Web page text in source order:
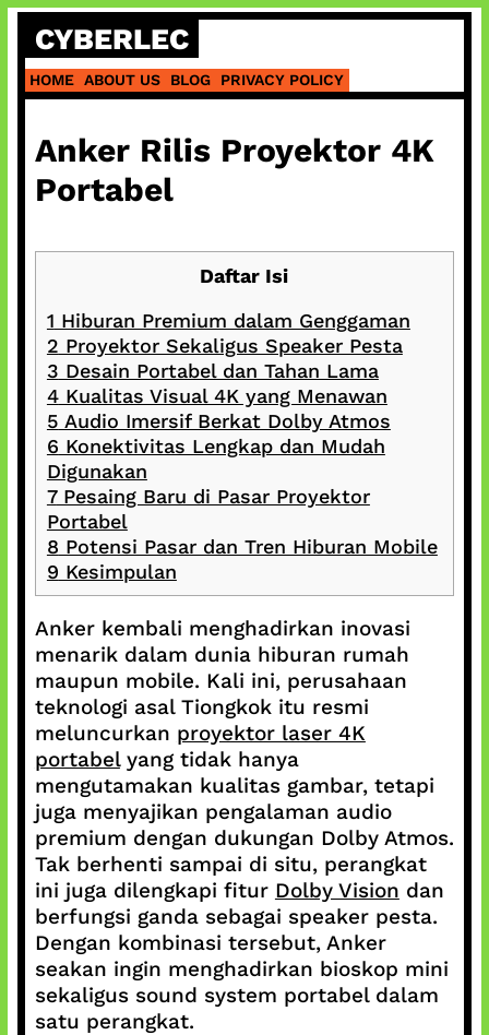
Skip
content
CYBERLEC
HOME ABOUT US BLOG PRIVACY POLICY
Anker Rilis Proyektor 4K
Portabel
Daftar Isi
1 Hiburan Premium dalam Genggaman
2 Proyektor Sekaligus Speaker Pesta
3 Desain Portabel dan Tahan Lama
4Kualitas Visual 4K yang Menawan
5 Audio Imersif Berkat Dolby Atmos
6 Konektivitas Lengkap dan Mudah
Digunakan
7Pesaing Baru di Pasar Proyektor
Portabel
8 Potensi Pasar dan Tren Hiburan Mobile
9 Kesimpulan
Anker kembali menghadirkan inovasi
menarik dalam dunia hiburan rumah
maupun mobile. Kali ini, perusahaan
teknologi asal Tiongkok itu resmi
meluncurkan proyektor laser 4K
portabelyang tidak hanya
mengutamakan kualitas gambar, tetapi
juga menyajikan pengalaman audio
premium dengan dukungan Dolby Atmos.
Tak berhenti sampai di situ, perangkat
ini juga dilengkapi fitur Dolby Vision dan
berfungsi ganda sebagai speaker pesta.
Dengan kombinasi tersebut, Anker
seakan ingin menghadirkan bioskop mini
sekaligus sound system portabel dalam
satu perangkat.